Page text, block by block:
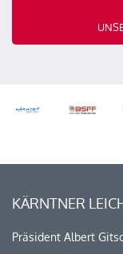
KÄRNTNER
Präsident Albert